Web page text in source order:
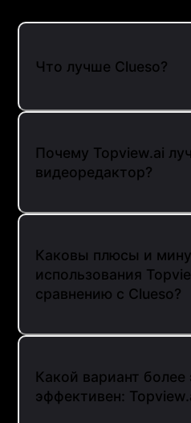
Что лучше Clueso?
Почему Topview.ai
видеоредактор?
Каковы плюсы и
использования
сравнению с Clueso?
Какой вариант
эффективен: